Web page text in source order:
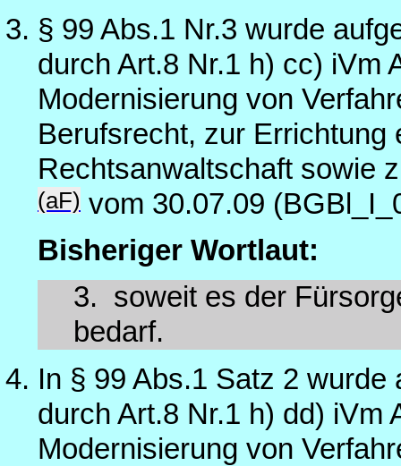
§ 99 Abs.1 Nr.3 wurde
durch Art.8 Nr.1 h) cc) iVm
Modernisierung von
Berufsrecht, zur Errichtung
Rechtsanwaltschaft sowie
(aF) vom 30.07.09
Bisheriger Wortlaut:
3. soweit es der
bedarf.
In § 99 Abs.1 Satz 2
durch Art.8 Nr.1 h) dd) iVm
Modernisierung von